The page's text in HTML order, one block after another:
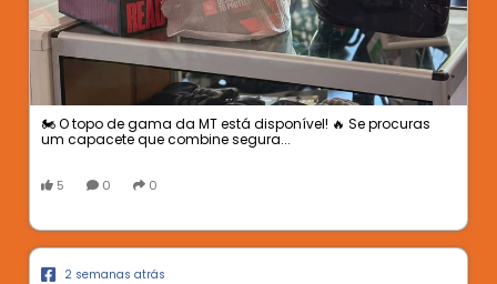
🏍️ O topo de gama da MT está disponível! 🔥 Se procuras
um capacete que combine segura...
5 0 0
2 semanas atrás